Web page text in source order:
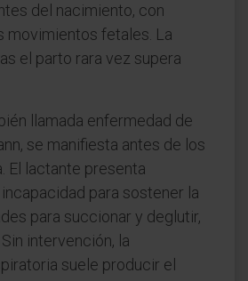
del nacimiento, con
movimientos fetales. La
el parto rara vez supera
llamada enfermedad de
se manifiesta antes de los
El lactante presenta
para sostener la
para succionar y deglutir,
intervención, la
suele producir el